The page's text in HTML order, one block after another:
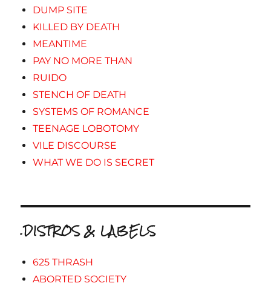
DUMP SITE
KILLED BY DEATH
MEANTIME
PAY NO MORE THAN
RUIDO
STENCH OF DEATH
SYSTEMS OF ROMANCE
TEENAGE LOBOTOMY
VILE DISCOURSE
WHAT WE DO IS SECRET
.DISTROS & LABELS
625 THRASH
ABORTED SOCIETY